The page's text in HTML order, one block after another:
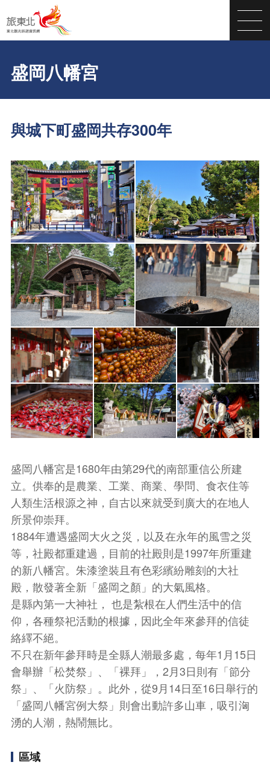
盛岡八幡宮
與城下町盛岡共存300年
盛岡八幡宮是1680年由第29代的南部重信公所建
立。供奉的是農業、工業、商業、學問、食衣住等
人類生活根源之神，自古以來就受到廣大的在地人
所景仰崇拜。
1884年遭遇盛岡大火之災，以及在永年的風雪之災
等，社殿都重建過，目前的社殿則是1997年所重建
的新八幡宮。朱漆塗裝且有色彩繽紛雕刻的大社
殿，散發著全新「盛岡之顏」的大氣風格。
是縣內第一大神社， 也是紮根在人們生活中的信
仰，各種祭祀活動的根據，因此全年來參拜的信徒
絡繹不絕。
不只在新年參拜時是全縣人潮最多處，每年1月15日
會舉辦「松焚祭」、「裸拜」，2月3日則有「節分
祭」、「火防祭」。此外，從9月14日至16日舉行的
「盛岡八幡宮例大祭」則會出動許多山車，吸引洶
湧的人潮，熱鬧無比。
區域